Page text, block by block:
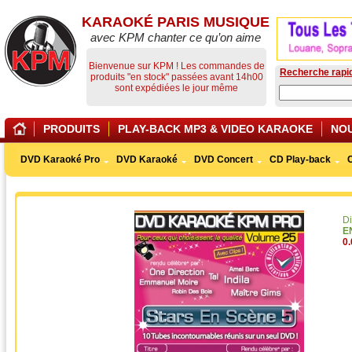
KARAOKÉ PARIS MUSIQUE
avec KPM chanter ce qu’on aime
Bienvenue sur KPM ! Les commandes de
produits "en stock" passées avant 14h00
sont expédiées le jour même
Recherche
PRODUITS PLAY-BACK MP3 & VIDEO KARAOKE
DVD Karaoké Pro DVD Karaoké DVD Concert CD Play-back